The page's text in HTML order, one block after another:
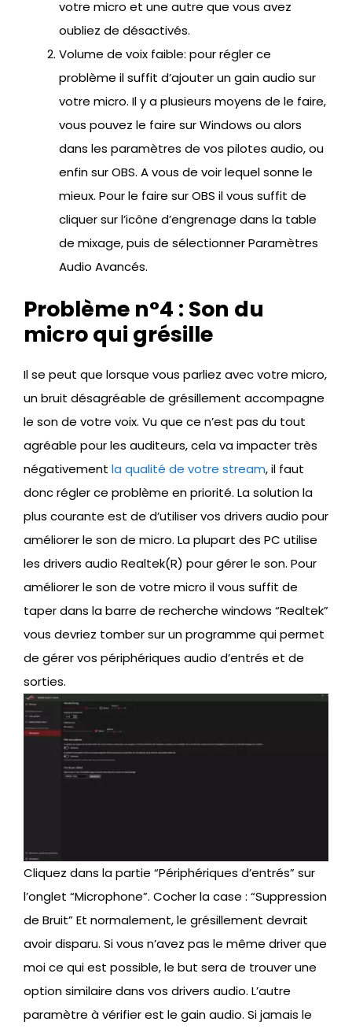
votre micro et une autre que vous avez
oubliez de désactivés.
Volume de voix faible: pour régler ce
problème il suffit d’ajouter un gain audio sur
votre micro. Il y a plusieurs moyens de le faire,
vous pouvez le faire sur Windows ou alors
dans les paramètres de vos pilotes audio, ou
enfin sur OBS. A vous de voir lequel sonne le
mieux. Pour le faire sur OBS il vous suffit de
cliquer sur l’icône d’engrenage dans la table
de mixage, puis de sélectionner Paramètres
Audio Avancés.
Problème n°4 : Son du
micro qui grésille
Il se peut que lorsque vous parliez avec votre micro,
un bruit désagréable de grésillement accompagne
le son de votre voix. Vu que ce n’est pas du tout
agréable pour les auditeurs, cela va impacter très
négativement la qualité de votre stream, il faut
donc régler ce problème en priorité. La solution la
plus courante est de d’utiliser vos drivers audio pour
améliorer le son de micro. La plupart des PC utilise
les drivers audio Realtek(R) pour gérer le son. Pour
améliorer le son de votre micro il vous suffit de
taper dans la barre de recherche windows “Realtek”
vous devriez tomber sur un programme qui permet
de gérer vos périphériques audio d’entrés et de
sorties.
Cliquez dans la partie “Périphériques d’entrés” sur
l’onglet “Microphone”. Cocher la case : “Suppression
de Bruit” Et normalement, le grésillement devrait
avoir disparu. Si vous n’avez pas le même driver que
moi ce qui est possible, le but sera de trouver une
option similaire dans vos drivers audio. L’autre
paramètre à vérifier est le gain audio. Si jamais le